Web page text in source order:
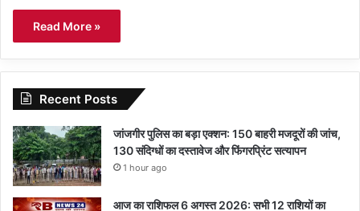
Read More »
Recent Posts
जांजगीर पुलिस का बड़ा एक्शन: 150 बाहरी मजदूरों की जांच,
130 संदिग्धों का दस्तावेज और फिंगरप्रिंट सत्यापन
1 hour ago
आज का राशिफल 6 अगस्त 2026: सभी 12 राशियों का